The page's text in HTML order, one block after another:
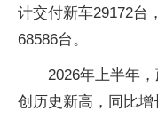
计交付新车29172台
68586台。
2026年上半年
创历史新高，同比